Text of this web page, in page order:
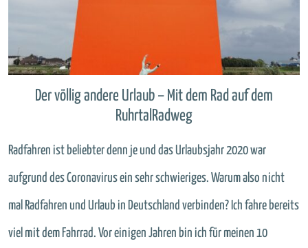
Der völlig andere Urlaub – Mit dem Rad auf dem
RuhrtalRadweg
Radfahren ist beliebter denn je und das Urlaubsjahr 2020 war
aufgrund des Coronavirus ein sehr schwieriges. Warum also nicht
mal Radfahren und Urlaub in Deutschland verbinden? Ich fahre bereits
viel mit dem Fahrrad. Vor einigen Jahren bin ich für meinen 10